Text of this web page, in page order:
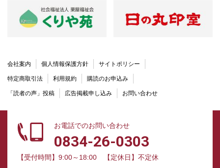
会社案内 個人情報保護方針 サイトポリシー
特定商取引法 利用規約 購読のお申込み
「読者の声」投稿 広告掲載申し込み お問い合わせ
お電話でのお問い合わせ
0834-26-0303
【受付時間】9:00～18:00 【定休日】不定休